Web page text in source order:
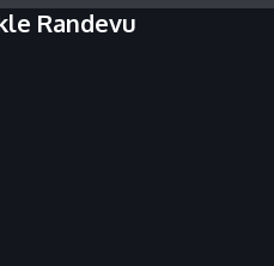
Randevu